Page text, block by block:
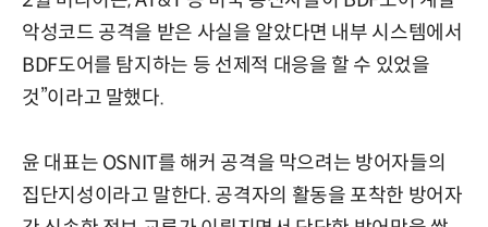
악성코드 공격을 받은 사실을 알았다면 내부 시스템에서
BDF도어를 탐지하는 등 선제적 대응을 할 수 있었을
것”이라고 말했다.
윤 대표는 OSNIT를 해커 공격을 막으려는 방어자들의
집단지성이라고 말한다. 공격자의 활동을 포착한 방어자